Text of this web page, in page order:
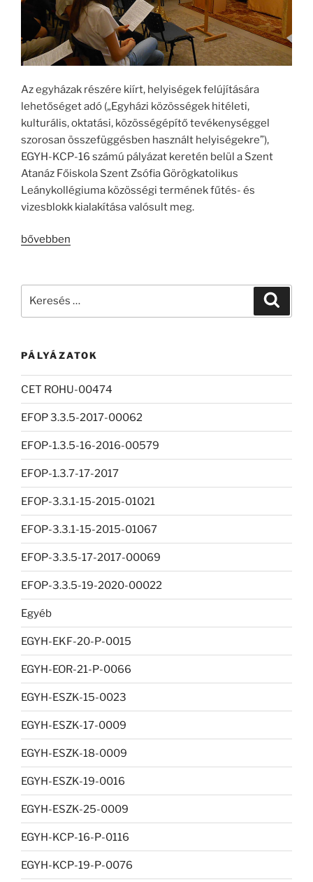
Az egyházak részére kiírt, helyiségek felújítására
lehetőséget adó („Egyházi közösségek hitéleti,
kulturális, oktatási, közösségépítő tevékenységgel
szorosan összefüggésben használt helyiségekre”),
EGYH-KCP-16 számú pályázat keretén belül a Szent
Atanáz Főiskola Szent Zsófia Görögkatolikus
Leánykollégiuma közösségi termének fűtés- és
vizesblokk kialakítása valósult meg.
„Szépülő
bővebben
PÁLYÁZATOK
CET ROHU-00474
EFOP 3.3.5-2017-00062
EFOP-1.3.5-16-2016-00579
EFOP-1.3.7-17-2017
EFOP-3.3.1-15-2015-01021
EFOP-3.3.1-15-2015-01067
EFOP-3.3.5-17-2017-00069
EFOP-3.3.5-19-2020-00022
Egyéb
EGYH-EKF-20-P-0015
EGYH-EOR-21-P-0066
EGYH-ESZK-15-0023
EGYH-ESZK-17-0009
EGYH-ESZK-18-0009
EGYH-ESZK-19-0016
EGYH-ESZK-25-0009
EGYH-KCP-16-P-0116
EGYH-KCP-19-P-0076